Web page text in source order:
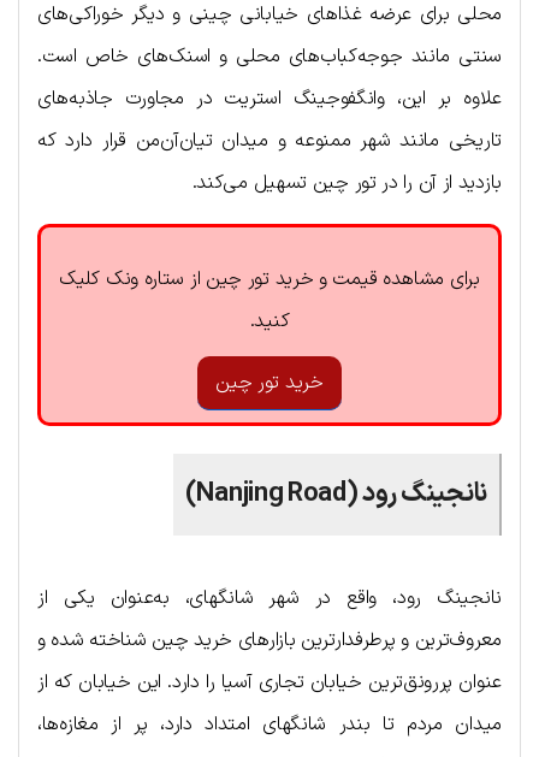
محلی برای عرضه غذاهای خیابانی چینی و دیگر خوراکی‌های
سنتی مانند جوجه‌کباب‌های محلی و اسنک‌های خاص است.
علاوه بر این، وانگفوجینگ استریت در مجاورت جاذبه‌های
تاریخی مانند شهر ممنوعه و میدان تیان‌آن‌من قرار دارد که
بازدید از آن را در تور چین تسهیل می‌کند.
برای مشاهده قیمت و خرید تور چین از ستاره ونک کلیک
کنید.
خرید تور چین
نانجینگ رود (Nanjing Road)
نانجینگ رود، واقع در شهر شانگهای، به‌عنوان یکی از
معروف‌ترین و پرطرفدارترین بازارهای خرید چین شناخته شده و
عنوان پررونق‌ترین خیابان تجاری آسیا را دارد. این خیابان که از
میدان مردم تا بندر شانگهای امتداد دارد، پر از مغازه‌ها،